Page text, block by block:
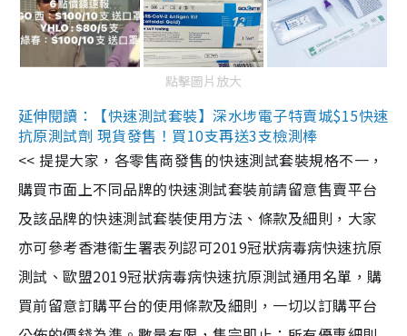
點擊圖片放大
延伸閱讀：【快速測試套裝】深水埗電子特賣城$15快速
抗原測試劑 現貨發售！買10支再送3支檢測棒
<< 提提大家，各零售商發售的快速測試套裝規格不一，
購買市面上不同品牌的快速測試套裝前請留意售賣平台
及該品牌的快速測試套裝使用方法、條款及細則，大家
亦可參考香港衞生署表列認可2019冠狀病毒病快速抗原
測試、歐盟2019冠狀病毒病快速抗原測試通用名單，購
買前留意訂購平台的使用條款及細則，一切以訂購平台